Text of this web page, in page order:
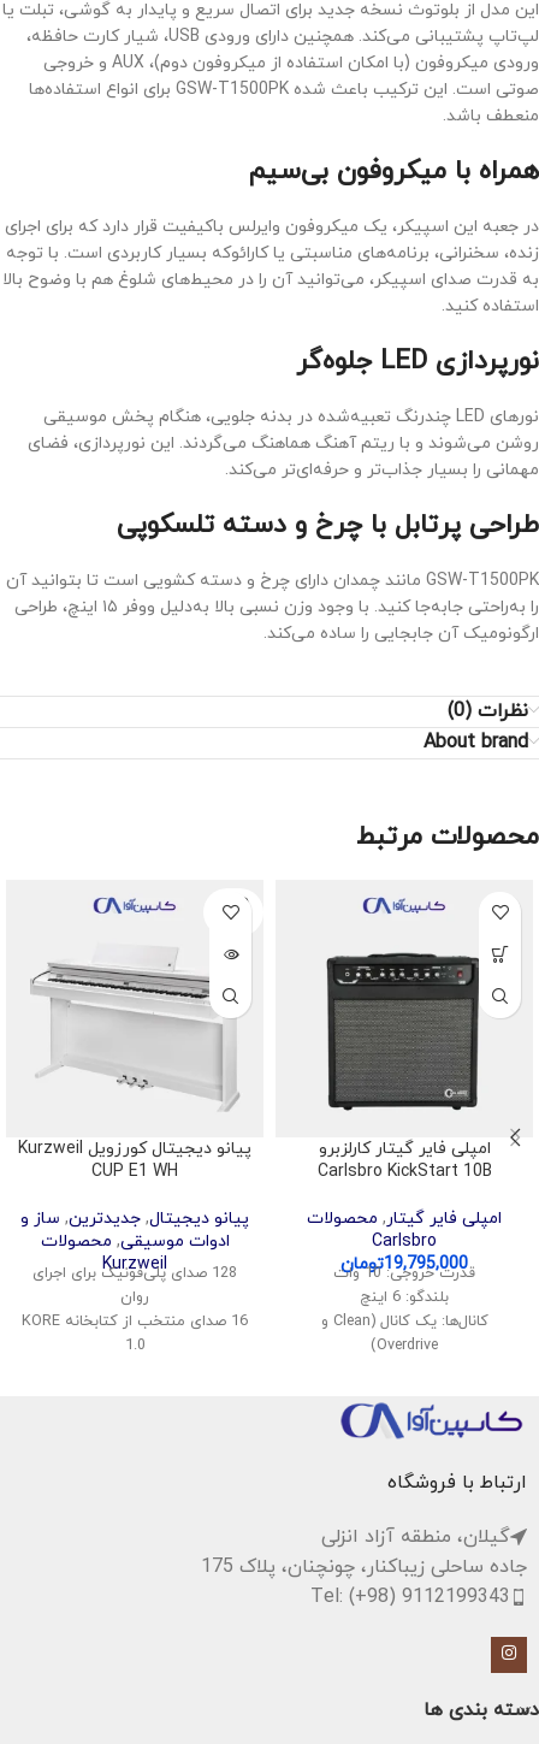
این مدل از بلوتوث نسخه جدید برای اتصال سریع و پایدار به گوشی، تبلت یا
لپ‌تاپ پشتیبانی می‌کند. همچنین دارای ورودی USB، شیار کارت حافظه،
ورودی میکروفون (با امکان استفاده از میکروفون دوم)، AUX و خروجی
صوتی است. این ترکیب باعث شده GSW-T1500PK برای انواع استفاده‌ها
منعطف باشد.
همراه با میکروفون بی‌سیم
در جعبه این اسپیکر، یک میکروفون وایرلس باکیفیت قرار دارد که برای اجرای
زنده، سخنرانی، برنامه‌های مناسبتی یا کارائوکه بسیار کاربردی است. با توجه
به قدرت صدای اسپیکر، می‌توانید آن را در محیط‌های شلوغ هم با وضوح بالا
استفاده کنید.
نورپردازی LED جلوه‌گر
نورهای LED چندرنگ تعبیه‌شده در بدنه جلویی، هنگام پخش موسیقی
روشن می‌شوند و با ریتم آهنگ هماهنگ می‌گردند. این نورپردازی، فضای
مهمانی را بسیار جذاب‌تر و حرفه‌ای‌تر می‌کند.
طراحی پرتابل با چرخ و دسته تلسکوپی
GSW-T1500PK مانند چمدان دارای چرخ و دسته کشویی است تا بتوانید آن
را به‌راحتی جابه‌جا کنید. با وجود وزن نسبی بالا به‌دلیل ووفر ۱۵ اینچ، طراحی
ارگونومیک آن جابجایی را ساده می‌کند.
نظرات (0)
About brand
محصولات مرتبط
امپلی فایر گیتار کارلزبرو
Carlsbro KickStart 10B
امپلی فایر گیتار, محصولات
Carlsbro
19,795,000تومانقدرت خروجی: 10 وات
بلندگو: 6 اینچ
کانال‌ها: یک کانال (Clean و
Overdrive)
افکت: Reverb
اندازه: مناسب برای حمل و نقل
SOLD
OUT
پیانو دیجیتال کورزویل Kurzweil
CUP E1 WH
پیانو دیجیتال, جدیدترین, ساز و
ادوات موسیقی, محصولات
Kurzweil
128 صدای پلی‌فونیک برای اجرای
روان
16 صدای منتخب از کتابخانه KORE
1.0
ارتباط با فروشگاه
گیلان، منطقه آزاد انزلی
جاده ساحلی زیباکنار، چونچنان، پلاک 175
Tel: (+98) 9112199343
دسته بندی ها